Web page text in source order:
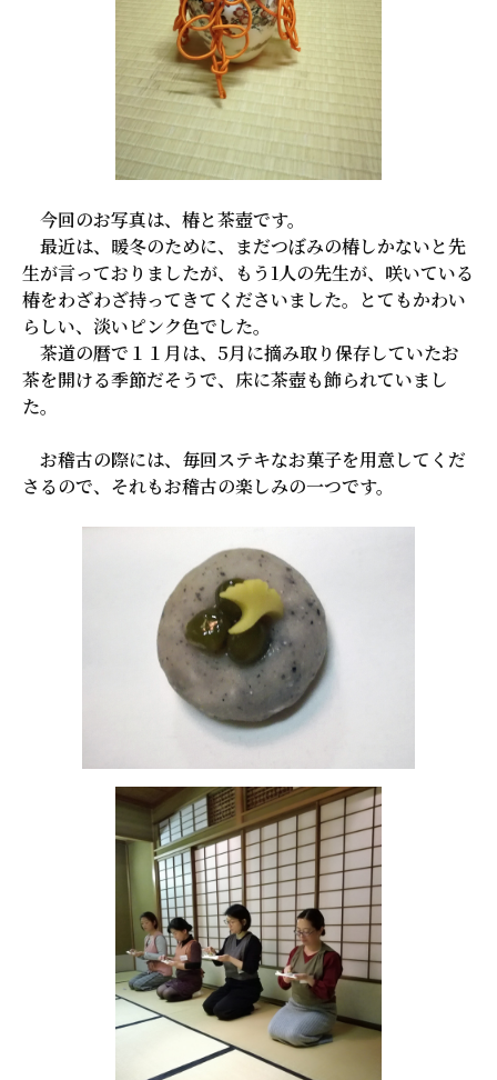
今回のお写真は、椿と茶壺です。
最近は、暖冬のために、まだつぼみの椿しかないと先
生が言っておりましたが、もう1人の先生が、咲いている
椿をわざわざ持ってきてくださいました。とてもかわい
らしい、淡いピンク色でした。
茶道の暦で１１月は、5月に摘み取り保存していたお
茶を開ける季節だそうで、床に茶壺も飾られていまし
た。
お稽古の際には、毎回ステキなお菓子を用意してくだ
さるので、それもお稽古の楽しみの一つです。